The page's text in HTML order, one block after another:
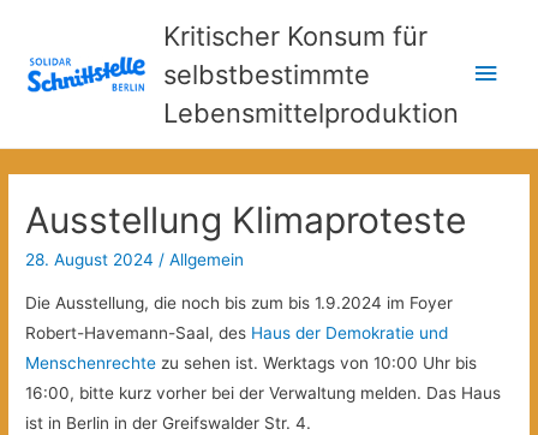
Kritischer Konsum für
selbstbestimmte
Lebensmittelproduktion
Ausstellung Klimaproteste
28. August 2024 /Allgemein
Die Ausstellung, die noch bis zum bis 1.9.2024 im Foyer
Robert-Havemann-Saal, des Haus der Demokratie und
Menschenrechte zu sehen ist. Werktags von 10:00 Uhr bis
16:00, bitte kurz vorher bei der Verwaltung melden. Das Haus
ist in Berlin in der Greifswalder Str. 4.